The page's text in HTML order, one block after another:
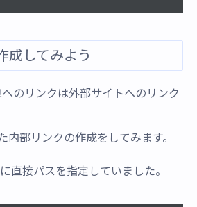
成してみよう
のリンクは外部サイトへのリンク
部リンクの作成をしてみます。
直接パスを指定していました。